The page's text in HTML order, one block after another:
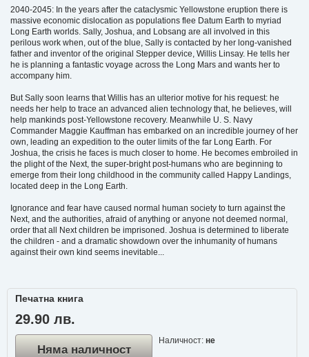
2040-2045: In the years after the cataclysmic Yellowstone eruption there is
massive economic dislocation as populations flee Datum Earth to myriad
Long Earth worlds. Sally, Joshua, and Lobsang are all involved in this
perilous work when, out of the blue, Sally is contacted by her long-vanished
father and inventor of the original Stepper device, Willis Linsay. He tells her
he is planning a fantastic voyage across the Long Mars and wants her to
accompany him.
But Sally soon learns that Willis has an ulterior motive for his request: he
needs her help to trace an advanced alien technology that, he believes, will
help mankinds post-Yellowstone recovery. Meanwhile U. S. Navy
Commander Maggie Kauffman has embarked on an incredible journey of her
own, leading an expedition to the outer limits of the far Long Earth. For
Joshua, the crisis he faces is much closer to home. He becomes embroiled in
the plight of the Next, the super-bright post-humans who are beginning to
emerge from their long childhood in the community called Happy Landings,
located deep in the Long Earth.
Ignorance and fear have caused normal human society to turn against the
Next, and the authorities, afraid of anything or anyone not deemed normal,
order that all Next children be imprisoned. Joshua is determined to liberate
the children - and a dramatic showdown over the inhumanity of humans
against their own kind seems inevitable...
Печатна книга
29.90 лв.
Няма наличност
Наличност: не